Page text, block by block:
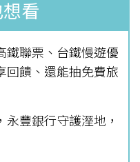
看
鐵聯票、台鐵慢遊優
回饋、還能抽免費旅
豐銀行守護溼地，